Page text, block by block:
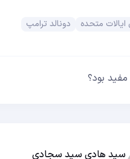
ایالات متحده دونالد ترامپ
بود؟
سید هادی سید سجادی